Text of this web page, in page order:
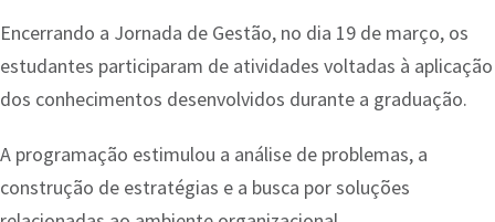
Encerrando a Jornada de Gestão, no dia 19 de março, os
estudantes participaram de atividades voltadas à aplicação
dos conhecimentos desenvolvidos durante a graduação.
A programação estimulou a análise de problemas, a
construção de estratégias e a busca por soluções